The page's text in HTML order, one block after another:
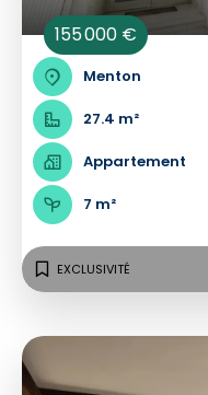
155 000 €
Menton
27.4 m²
Appartement
7 m²
EXCLUSIVITÉ